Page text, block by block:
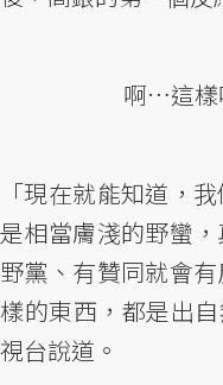
啊…這樣
「現在就能知道，
是相當膚淺的野蠻
野黨、有贊同就會
樣的東西，都是出
視台說道。